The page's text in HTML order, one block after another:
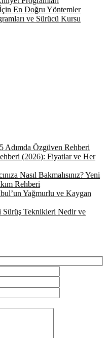
En Doğru Yöntemler
ve Sürücü Kursu
Adımda Özgüven Rehberi
(2026): Fiyatlar ve Her
Nasıl Bakmalısınız? Yeni
Rehberi
Yağmurlu ve Kaygan
Sürüş Teknikleri Nedir ve